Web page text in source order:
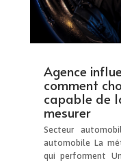
Agence
comment
capable de
mesurer
Secteur
automobile La
qui performent